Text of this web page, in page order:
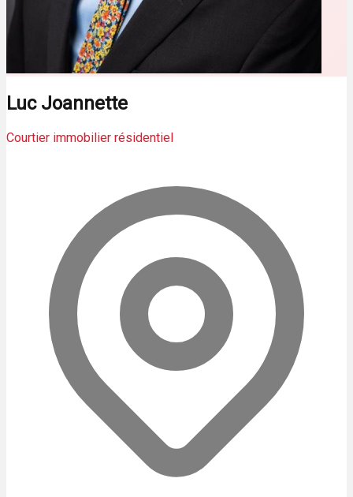
Luc Joannette
Courtier immobilier résidentiel